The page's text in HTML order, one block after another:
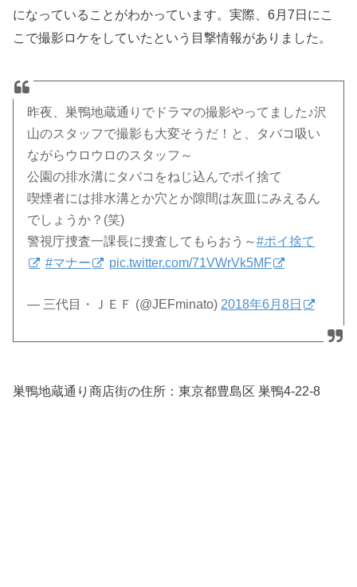
になっていることがわかっています。実際、6月7日にこ
こで撮影ロケをしていたという目撃情報がありました。
昨夜、巣鴨地蔵通りでドラマの撮影やってました♪沢
山のスタッフで撮影も大変そうだ！と、タバコ吸い
ながらウロウロのスタッフ～
公園の排水溝にタバコをねじ込んでポイ捨て
喫煙者には排水溝とか穴とか隙間は灰皿にみえるん
でしょうか？(笑)
警視庁捜査一課長に捜査してもらおう～#ポイ捨て
#マナー
pic.twitter.com/71VWrVk5MF
— 三代目・ＪＥＦ (@JEFminato) 2018年6月8日
巣鴨地蔵通り商店街の住所：東京都豊島区 巣鴨4-22-8